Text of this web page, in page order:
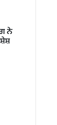
ਨੇ